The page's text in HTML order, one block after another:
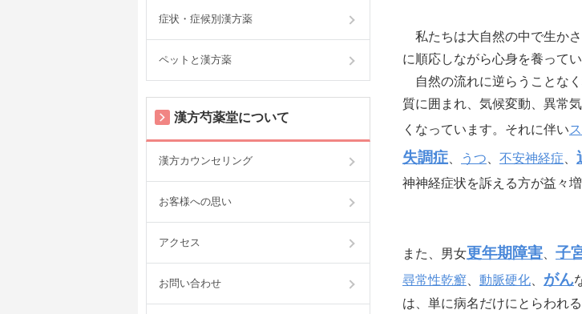
私たちは大自然の中で生か
に順応しながら心身を養ってい
自然の流れに逆らうことな
質に囲まれ、気候変動、異常
くなっています。それに伴い
失調症
うつ 不安神経症
神神経症状を訴える方が益々
⁠また、男女更年期障害 子
尋常性乾癬
動脈硬化 がん
は、単に病名だけにとらわれ
症状・症候別漢方薬
ペットと漢方薬
漢方芍薬堂について
漢方カウンセリング
お客様への思い
アクセス
お問い合わせ